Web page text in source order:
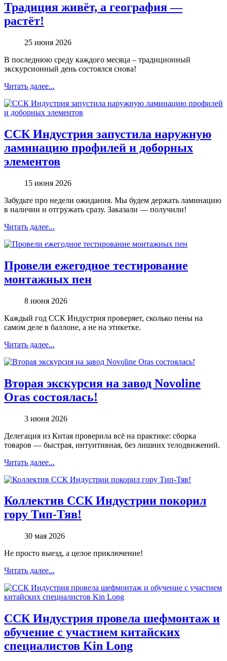
Традиция живёт, а география —
растёт!
25 июня 2026
В последнюю среду каждого месяца – традиционный
экскурсионный день состоялся снова!
Читать далее...
ССК Индустрия запустила наружную
ламинацию профилей и доборных
элементов
15 июня 2026
Забудьте про недели ожидания. Мы будем держать ламинацию
в наличии и отгружать сразу. Заказали — получили!
Читать далее...
Провели ежегодное тестирование
монтажных пен
8 июня 2026
Каждый год ССК Индустрия проверяет, сколько пены на
самом деле в баллоне, а не на этикетке.
Читать далее...
Вторая экскурсия на завод Novoline
Oras состоялась!
3 июня 2026
Делегация из Китая проверила всё на практике: сборка
товаров — быстрая, интуитивная, без лишних телодвижений.
Читать далее...
Коллектив ССК Индустрии покорил
гору Тип-Тяв!
30 мая 2026
Не просто выезд, а целое приключение!
Читать далее...
ССК Индустрия провела шефмонтаж и
обучение с участием китайских
специалистов Kin Long